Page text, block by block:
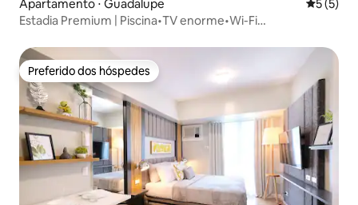
Apartamento ⋅ Guadalupe 5 de
5 (5)
Estadia Premium | Piscina•TV enorme•Wi-Fi
Preferido dos hóspedes
Preferido dos hóspedes